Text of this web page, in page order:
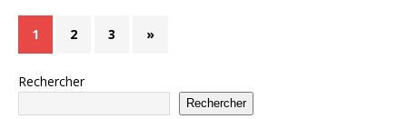
1 2 3 »
Rechercher
Rechercher